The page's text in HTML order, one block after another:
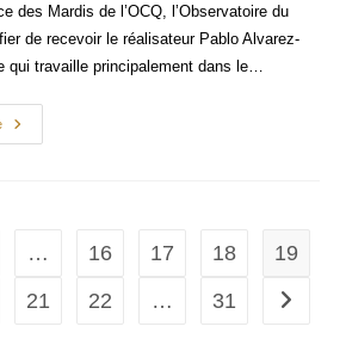
des Mardis de l’OCQ, l’Observatoire du
de recevoir le réalisateur Pablo Alvarez-
qui travaille principalement dans le…
Classe
De
page
… 16 17 18
19
21 22 … 31 Go to